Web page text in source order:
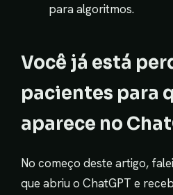
para algoritmos.
Você já está
pacientes para
aparece no
No começo deste artigo,
que abriu o ChatGPT e